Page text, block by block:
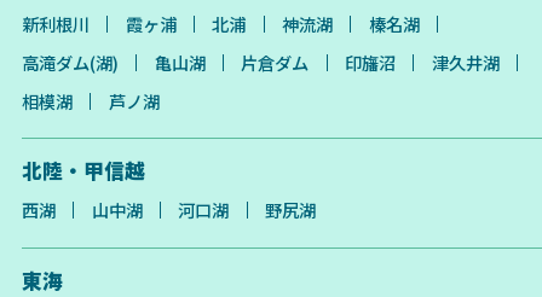
新利根川 霞ヶ浦 北浦 神流湖
榛名湖
高滝ダム(湖)
亀山湖 片倉ダム 印旛沼
津久井湖
相模湖
芦ノ湖
北陸・甲信越
西湖 山中湖 河口湖 野尻湖
東海